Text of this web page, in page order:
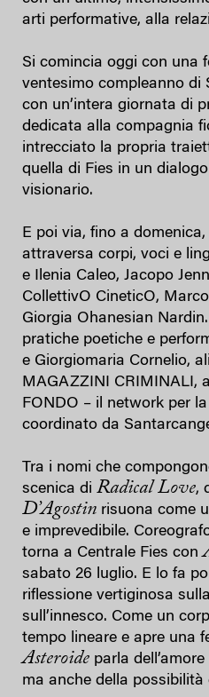
arti performative, alla
Si comincia oggi con una
ventesimo compleanno di
con un’intera giornata di
dedicata alla compagnia
intrecciato la propria
quella di Fies in un
visionario.
E poi via, fino a
attraversa corpi, voci e
e Ilenia Caleo, Jacopo
CollettivO CineticO,
Giorgia Ohanesian
pratiche poetiche e
e Giorgiomaria Cornelio,
MAGAZZINI CRIMINALI,
FONDO – il network per
coordinato da
Tra i nomi che
scenica di Radical Love,
D’Agostin risuona come
e imprevedibile.
torna a Centrale Fies con
sabato 26 luglio. E lo fa
riflessione vertiginosa
sull’innesco. Come un
tempo lineare e apre una
Asteroide parla
ma anche della possibilità